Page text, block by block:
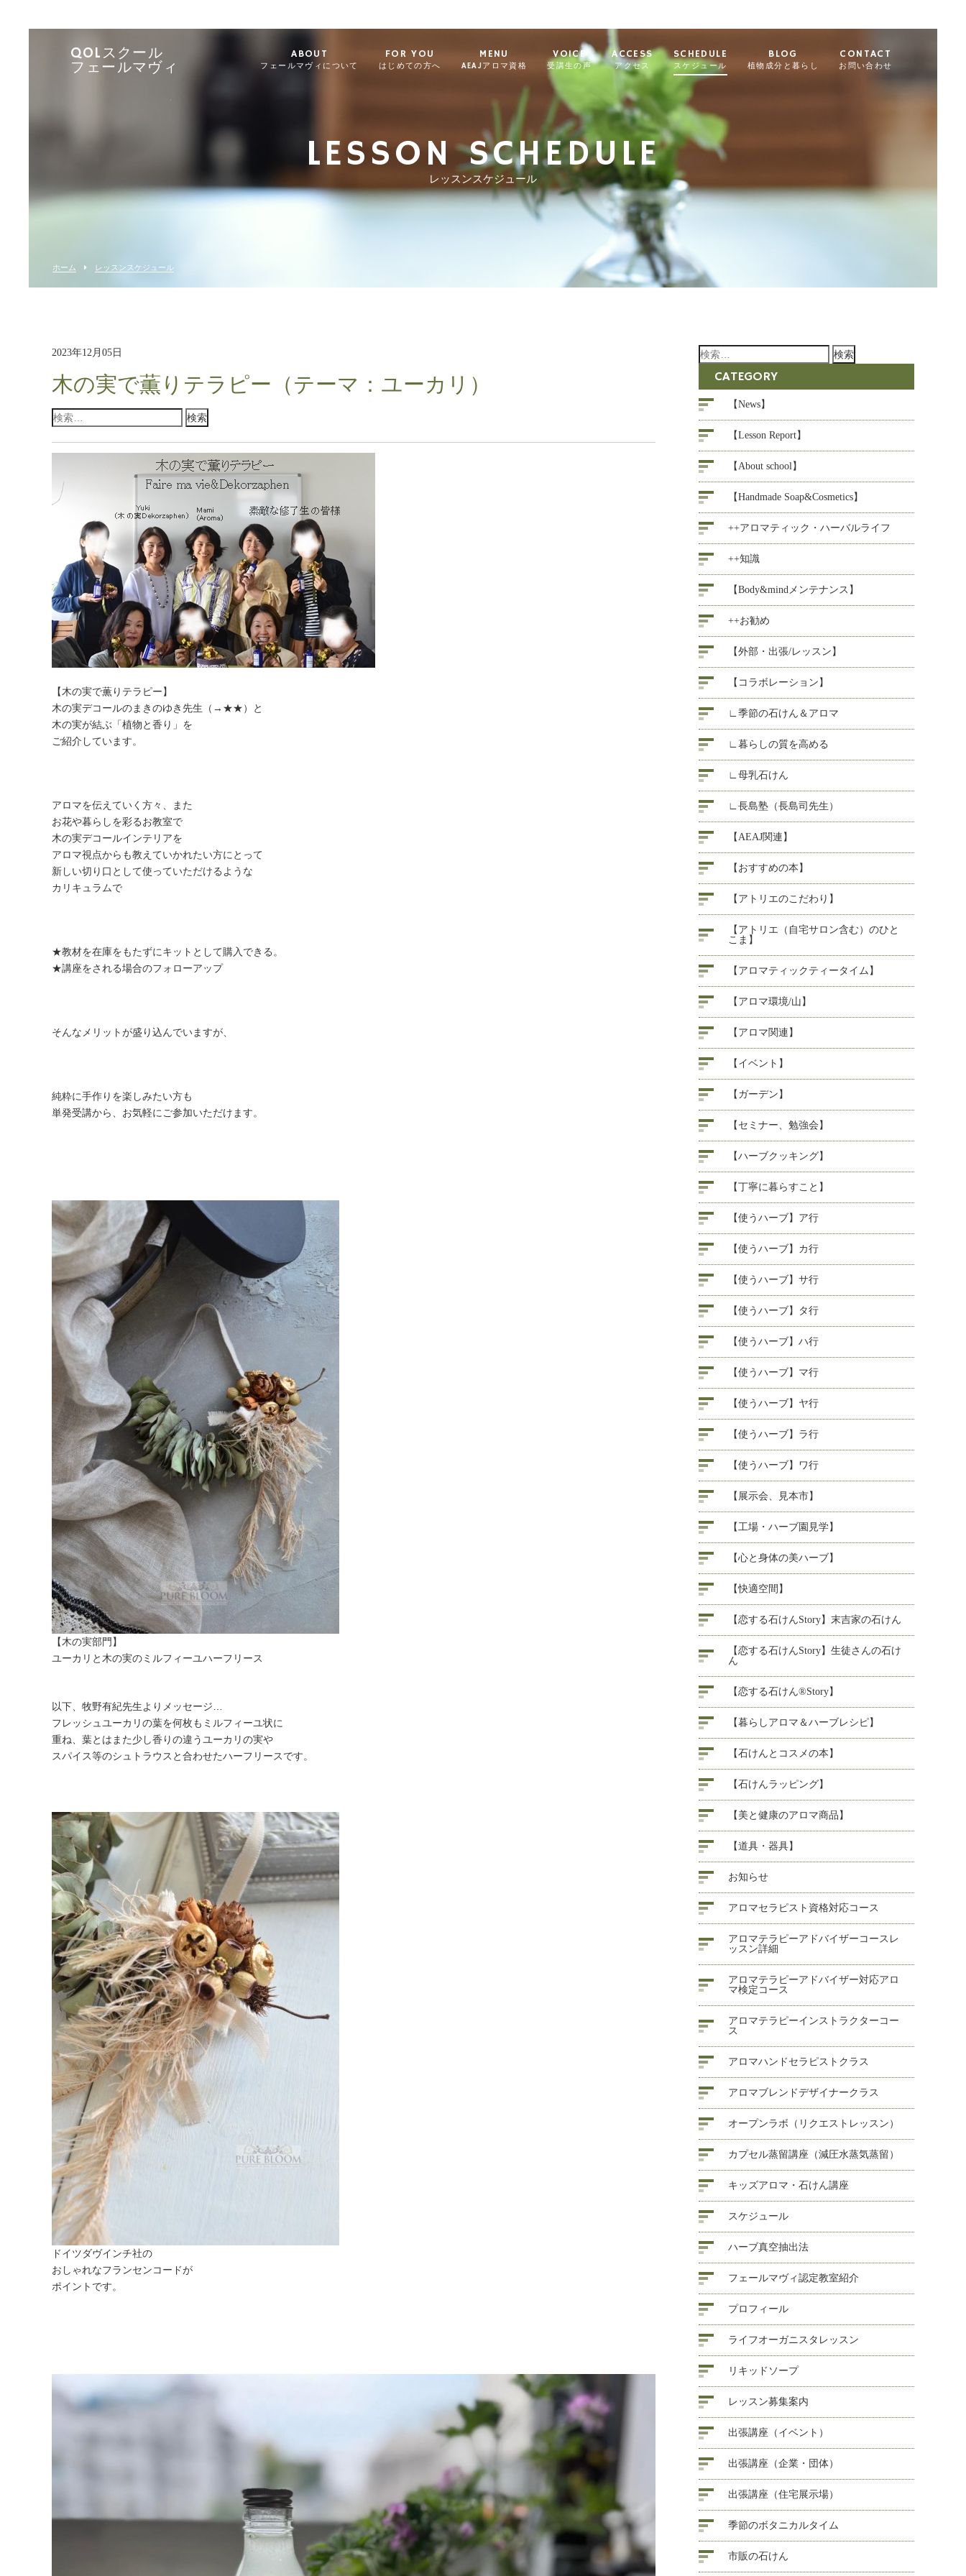
QOLスクール
フェールマヴィ
ABOUT
フェールマヴィについて
FOR YOU
はじめての方へ
MENU
AEAJアロマ資格
VOICE
受講生の声
ACCESS
アクセス
SCHEDULE
スケジュール
BLOG
植物成分と暮らし
CONTACT
お問い合わせ
LESSON SCHEDULE
レッスンスケジュール
ホーム レッスンスケジュール
2023年12月05日
木の実で薫りテラピー（テーマ：ユーカリ）
検
【木の実で薫りテラピー】
木の実デコールのまきのゆき先生（→ ★★）と
木の実が結ぶ「植物と香り」を
ご紹介しています。
アロマを伝えていく方々、また
お花や暮らしを彩るお教室で
木の実デコールインテリアを
アロマ視点からも教えていかれたい方にとって
新しい切り口として使っていただけるような
カリキュラムで
★教材を在庫をもたずにキットとして購入できる。
★講座をされる場合のフォローアップ
そんなメリットが盛り込んでいますが、
純粋に手作りを楽しみたい方も
単発受講から、お気軽にご参加いただけます。
【木の実部門】
ユーカリと木の実のミルフィーユハーフリース
以下、牧野有紀先生よりメッセージ…
フレッシュユーカリの葉を何枚もミルフィーユ状に
重ね、葉とはまた少し香りの違うユーカリの実や
スパイス等のシュトラウスと合わせたハーフリースです。
ドイツダヴインチ社の
おしゃれなフランセンコードが
ポイントです。
検
CATEGORY
【News】
【Lesson Report】
【About school】
【Handmade Soap&Cosmetics】
++アロマティック・ハーバルライフ
++知識
【Body&mindメンテナンス】
++お勧め
【外部・出張/レッスン】
【コラボレーション】
∟季節の石けん＆アロマ
∟暮らしの質を高める
∟母乳石けん
∟長島塾（長島司先生）
【AEAJ関連】
【おすすめの本】
【アトリエのこだわり】
【アトリエ（自宅サロン含む）のひと
こま】
【アロマティックティータイム】
【アロマ環境/山】
【アロマ関連】
【イベント】
【ガーデン】
【セミナー、勉強会】
【ハーブクッキング】
【丁寧に暮らすこと】
【使うハーブ】ア行
【使うハーブ】カ行
【使うハーブ】サ行
【使うハーブ】タ行
【使うハーブ】ハ行
【使うハーブ】マ行
【使うハーブ】ヤ行
【使うハーブ】ラ行
【使うハーブ】ワ行
【展示会、見本市】
【工場・ハーブ園見学】
【心と身体の美ハーブ】
【快適空間】
【恋する石けんStory】末吉家の石けん
【恋する石けんStory】生徒さんの石け
ん
【恋する石けん®Story】
【暮らしアロマ＆ハーブレシピ】
【石けんとコスメの本】
【石けんラッピング】
【美と健康のアロマ商品】
【道具・器具】
お知らせ
アロマセラピスト資格対応コース
アロマテラピーアドバイザーコースレ
ッスン詳細
アロマテラピーアドバイザー対応アロ
マ検定コース
アロマテラピーインストラクターコー
ス
アロマハンドセラピストクラス
アロマブレンドデザイナークラス
オープンラボ（リクエストレッスン）
カプセル蒸留講座（減圧水蒸気蒸留）
キッズアロマ・石けん講座
スケジュール
ハーブ真空抽出法
フェールマヴィ認定教室紹介
プロフィール
ライフオーガニスタレッスン
リキッドソープ
レッスン募集案内
出張講座（イベント）
出張講座（企業・団体）
出張講座（住宅展示場）
季節のボタニカルタイム
市販の石けん